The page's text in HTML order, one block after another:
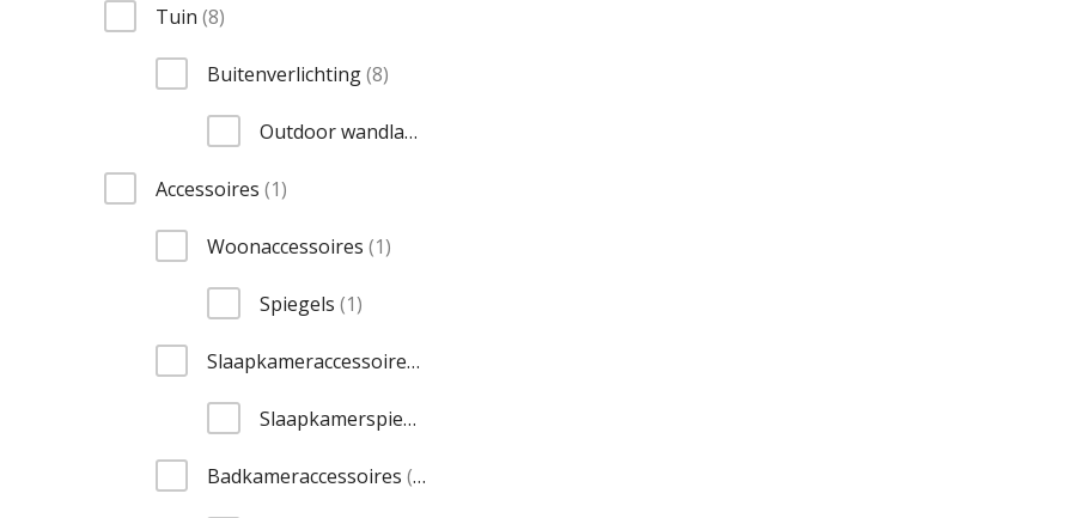
Tuin 8items
Buitenverlichting 8items
Outdoor wandlampen
Accessoires 1item
Woonaccessoires 1item
Spiegels 1item
Slaapkameraccessoires
Slaapkamerspiegels
Badkameraccessoires 1item